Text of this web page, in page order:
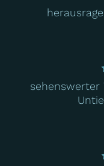
sehenswerter